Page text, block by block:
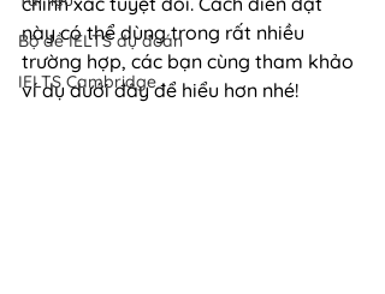
Bộ đề IELTS dự đoán
IELTS Cambridge
này có thể dùng trong rất nhiều
trường hợp, các bạn cùng tham khảo
ví dụ dưới đây để hiểu hơn nhé!